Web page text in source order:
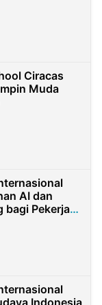
Ciracas
Muda
AI dan
bagi Pekerja
Taiwan